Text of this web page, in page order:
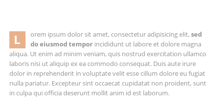
L orem ipsum dolor sit amet, consectetur adipisicing elit,sed
do eiusmod tempor incididunt ut labore et dolore magna
aliqua. Ut enim ad minim veniam, quis nostrud exercitation ullamco
laboris nisi ut aliquip ex ea commodo consequat. Duis aute irure
dolor in reprehenderit in voluptate velit esse cillum dolore eu fugiat
nulla pariatur. Excepteur sint occaecat cupidatat non proident, sunt
in culpa qui officia deserunt mollit anim id est laborum.